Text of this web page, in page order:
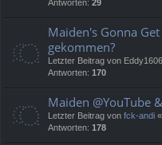
Antworten: 29
Maiden's Gonna
gekommen?
Letzter Beitrag von Eddy1606
Antworten: 170
Maiden @YouTube
Letzter Beitrag von fck-andi «
Antworten: 178